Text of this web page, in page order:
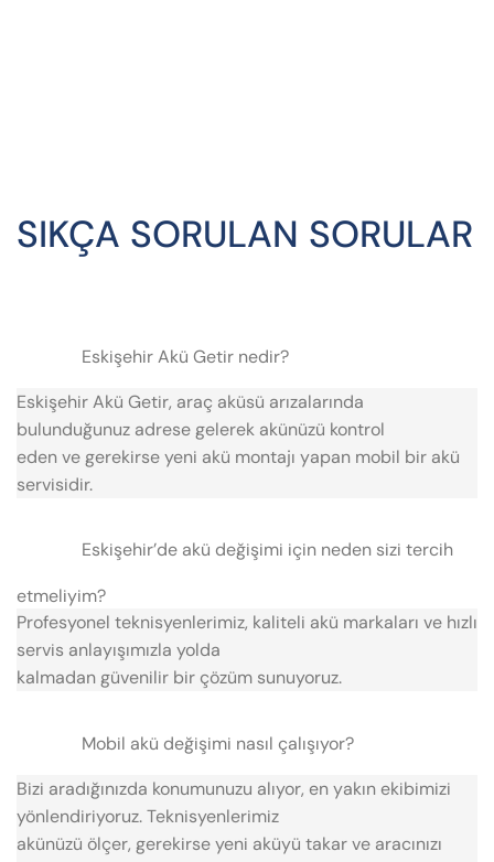
SIKÇA SORULAN SORULAR
Eskişehir Akü Getir nedir?
Eskişehir Akü Getir, araç aküsü arızalarında
bulunduğunuz adrese gelerek akünüzü kontrol
eden ve gerekirse yeni akü montajı yapan mobil bir akü
servisidir.
Eskişehir’de akü değişimi için neden sizi tercih
etmeliyim?
Profesyonel teknisyenlerimiz, kaliteli akü markaları ve hızlı
servis anlayışımızla yolda
kalmadan güvenilir bir çözüm sunuyoruz.
Mobil akü değişimi nasıl çalışıyor?
Bizi aradığınızda konumunuzu alıyor, en yakın ekibimizi
yönlendiriyoruz. Teknisyenlerimiz
akünüzü ölçer, gerekirse yeni aküyü takar ve aracınızı